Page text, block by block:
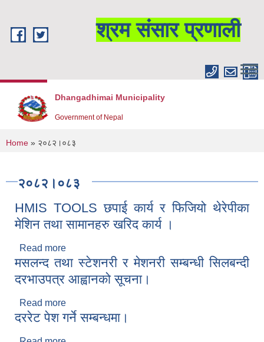
श्रम संसार प्रणाली
Dhangadhimai Municipality
Government of Nepal
You are here
Home » २०८२।०८३
२०८२।०८३
HMIS TOOLS छपाई कार्य र फिजियो थेरेपीका
मेशिन तथा सामानहरु खरिद कार्य ।
Read more
मेशिन तथा सामानहरु खरिद कार्य ।
मसलन्द तथा स्टेशनरी र मेशनरी सम्बन्धी सिलबन्दी
दरभाउपत्र आह्वानको सूचना।
Read more
दरभाउपत्र आह्वानको सूचना।
दररेट पेश गर्ने सम्बन्धमा।